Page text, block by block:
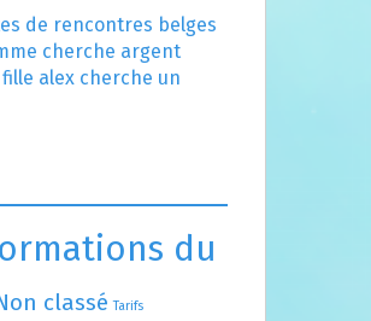
de rencontres belges
cherche argent
alex cherche un
du
classé Tarifs